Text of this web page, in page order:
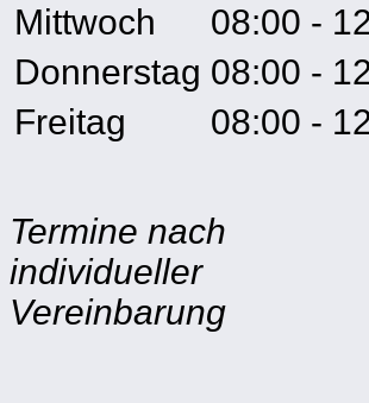
Mittwoch
08:00 -
Donnerstag 08:00 -
Freitag
08:00 -
Termine nach
individueller
Vereinbarung